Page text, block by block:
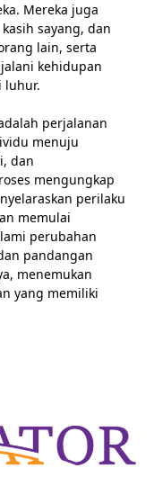
Mereka juga
sayang, dan
lain, serta
kehidupan
luhur.
perjalanan
menuju
dan
mengungkap
perilaku
memulai
perubahan
pandangan
menemukan
yang memiliki